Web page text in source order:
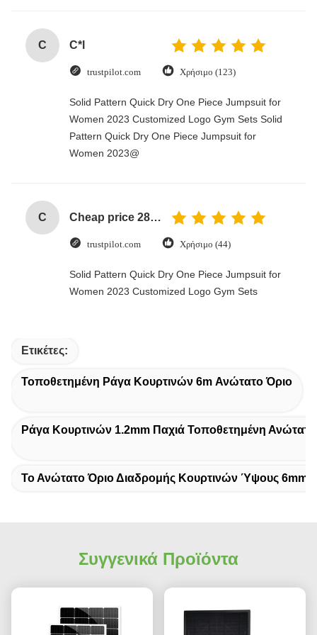
C C*l
trustpilot.com Χρήσιμο (123)
Solid Pattern Quick Dry One Piece Jumpsuit for
Women 2023 Customized Logo Gym Sets Solid
Pattern Quick Dry One Piece Jumpsuit for
Women 2023@
C Cheap price 28mm Aluminium Curtain Rod 1.2mm thickness with plastic final
trustpilot.com Χρήσιμο (44)
Solid Pattern Quick Dry One Piece Jumpsuit for
Women 2023 Customized Logo Gym Sets
Ετικέτες:
Τοποθετημένη Ράγα Κουρτινών 6m Ανώτατο Όριο
Ράγα Κουρτινών 1.2mm Παχιά Τοποθετημένη
Το Ανώτατο Όριο Διαδρομής Κουρτινών Ύψους 6mm
Συγγενικά Προϊόντα